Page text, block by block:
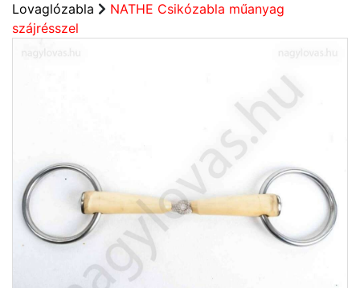
Lovaglózabla
NATHE Csikózabla műanyag
szájrésszel